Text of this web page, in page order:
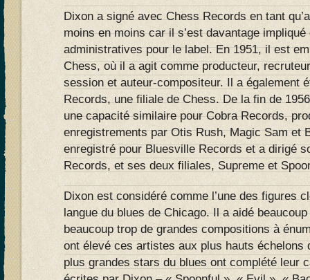
Dixon a signé avec Chess Records en tant
moins en moins car il s’est davantage
administratives pour le label. En 1951, il est
Chess, où il a agit comme producteur,
session et auteur-compositeur. Il a également
Records, une filiale de Chess. De la fin de
une capacité similaire pour Cobra Records,
enregistrements par Otis Rush, Magic Sam et
enregistré pour Bluesville Records et a dirigé
Records, et ses deux filiales, Supreme et
Dixon est considéré comme l’une des figures
langue du blues de Chicago. Il a aidé
beaucoup trop de grandes compositions à
ont élevé ces artistes aux plus hauts échelons
plus grandes stars du blues ont complété leur